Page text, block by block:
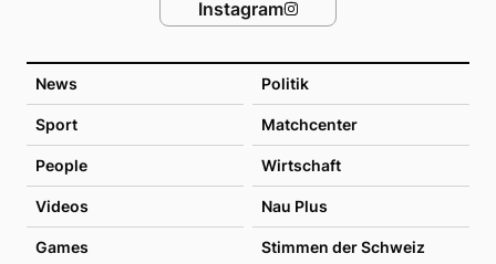
News Politik
Sport Matchcenter
People Wirtschaft
Videos Nau Plus
Games Stimmen der Schweiz
Instagram